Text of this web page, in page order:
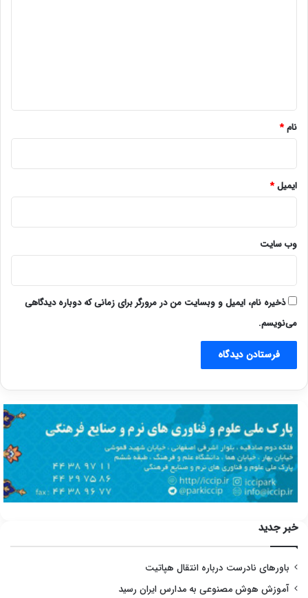
نام*
ایمیل*
وب‌ سایت
ذخیره نام، ایمیل و وبسایت من در مرورگر برای زمانی که دوباره دیدگاهی
می‌نویسم.
خبر جدید
باورهای نادرست درباره انتقال هپاتیت
آموزش هوش مصنوعی به مدارس ایران رسید